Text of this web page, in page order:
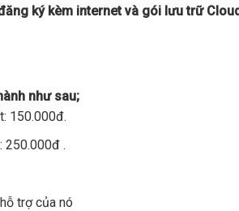
ký kèm internet và gói lưu trữ
như sau;
150.000đ.
250.000đ .
trợ của nó